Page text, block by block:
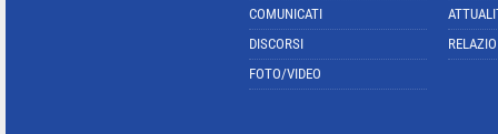
COMUNICATI
DISCORSI
FOTO/VIDEO